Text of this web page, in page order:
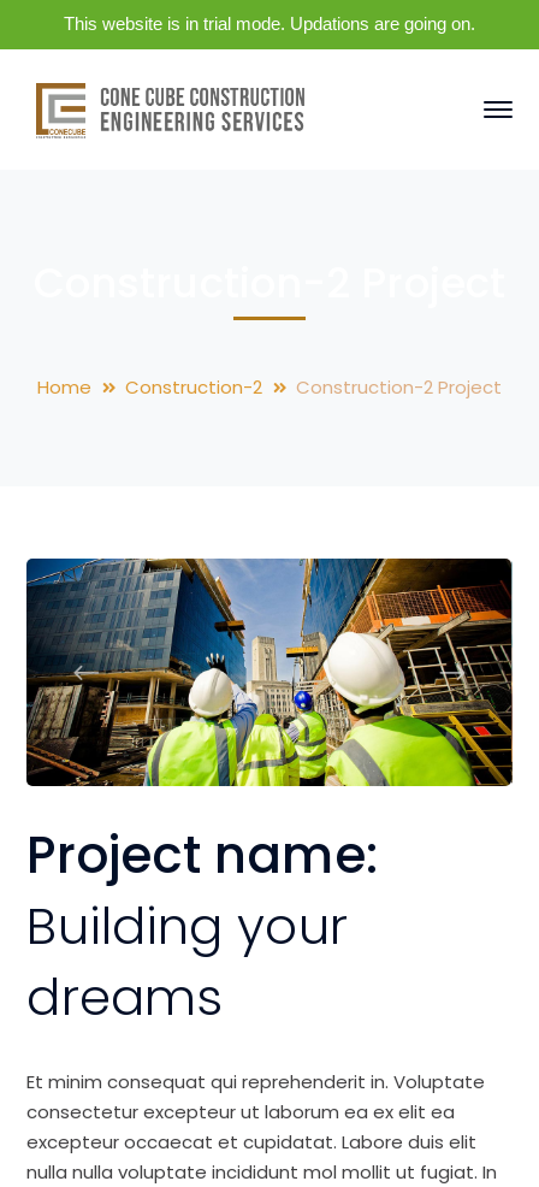
This website is in trial mode. Updations are going on.
Home Construction-2 Construction-2 Project
Project name:
Building your
dreams
Et minim consequat qui reprehenderit in. Voluptate
consectetur excepteur ut laborum ea ex elit ea
excepteur occaecat et cupidatat. Labore duis elit
nulla nulla voluptate incididunt mol mollit ut fugiat. In